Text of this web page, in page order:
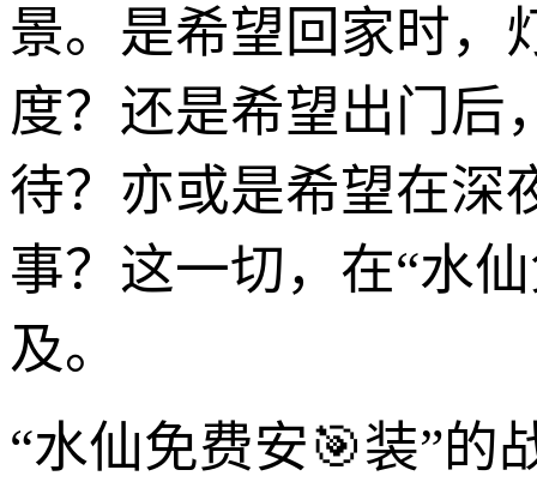
景。是希望回家时，
度？还是希望出门后
待？亦或是希望在深
事？这一切，在“水
及。
“水仙免费安🎯装”的